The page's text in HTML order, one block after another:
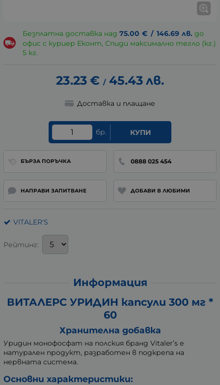
Безплатна доставка над 75.00 € / 146.69 лв. до
офис с куриер Еконт, Спиди максимално тегло (кг.)
5 кг.
23.23 € / 45.43 лв.
Доставка и плащане
бр. КУПИ
БЪРЗА ПОРЪЧКА 0888 025 454
НАПРАВИ ЗАПИТВАНЕ ДОБАВИ В ЛЮБИМИ
VITALER'S
Рейтинг:
Информация
ВИТАЛЕРС УРИДИН капсули 300 мг *
60
Хранителна добавка
Уридин монофосфат на полския бранд Vitaler’s е
натурален продукт, разработен в подкрепа на
нервната система.
Основни характеристики: